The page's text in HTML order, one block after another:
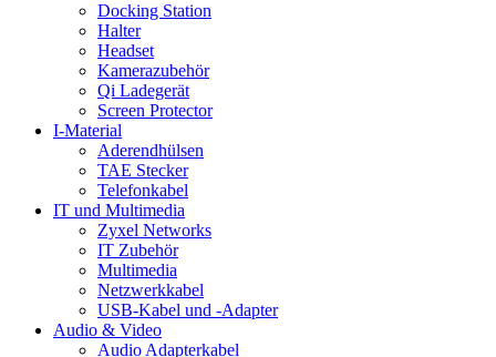
Docking Station
Halter
Headset
Kamerazubehör
Qi Ladegerät
Screen Protector
I-Material
Aderendhülsen
TAE Stecker
Telefonkabel
IT und Multimedia
Zyxel Networks
IT Zubehör
Multimedia
Netzwerkkabel
USB-Kabel und -Adapter
Audio & Video
Audio Adapterkabel